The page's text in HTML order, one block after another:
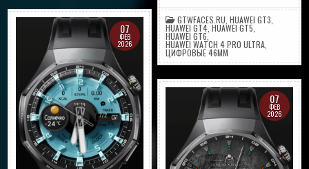
GTWFACES.RU ,HUAWEI GT3
HUAWEI GT4 ,HUAWEI GT5
HUAWEI GT6,
HUAWEI WATCH 4 PRO ULTRA
ЦИФРОВЫЕ 46MM
07
ФЕВ
2026
07
ФЕВ
2026